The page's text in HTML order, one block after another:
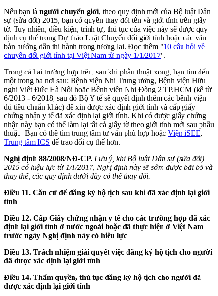
Nếu bạn là người chuyển giới, theo quy định mới của Bộ luật Dân
sự (sửa đổi) 2015, bạn có quyền thay đổi tên và giới tính trên giấy
tờ. Tuy nhiên, điều kiện, trình tự, thủ tục của việc này sẽ được quy
định cụ thể trong Dự thảo Luật Chuyển đổi giới tính hoặc các văn
bản hướng dẫn thi hành trong tương lai. Đọc thêm "10 câu hỏi về
chuyển đổi giới tính tại Việt Nam từ ngày 1/1/2017".
Trong cả hai trường hợp trên, sau khi phẫu thuật xong, bạn tìm đến
một trong ba nơi sau: Bệnh viện Nhi Trung ương, Bệnh viện Hữu
nghị Việt Đức Hà Nội hoặc Bệnh viện Nhi Đồng 2 TP.HCM (kể từ
6/2013 - 6/2018, sau đó Bộ Y tế sẽ quyết định thêm các bệnh viện
đủ tiêu chuẩn khác) để xin được xác định giới tính và cấp giấy
chứng nhận y tế đã xác định lại giới tính. Khi có được giấy chứng
nhận này bạn có thể làm lại tất cả giấy tờ theo giới tính mới sau phẫu
thuật. Bạn có thể tìm trung tâm tư vấn phù hợp hoặc Viện iSEE,
Trung tâm ICS để trao đổi cụ thể hơn.
Nghị định 88/2008/NĐ-CP. Lưu ý, khi Bộ luật Dân sự (sửa đổi)
2015 có hiệu lực từ 1/1/2017, Nghị định này sẽ sớm được bãi bỏ và
thay thế, các quy định dưới đây có thể thay đổi.
Điều 11. Căn cứ để đăng ký hộ tịch sau khi đã xác định lại giới
tính
Điều 12. Cấp Giấy chứng nhận y tế cho các trường hợp đã xác
định lại giới tính ở nước ngoài hoặc đã thực hiện ở Việt Nam
trước ngày Nghị định này có hiệu lực
Điều 13. Trách nhiệm giải quyết việc đăng ký hộ tịch cho người
đã được xác định lại giới tính
Điều 14. Thẩm quyền, thủ tục đăng ký hộ tịch cho người đã
được xác định lại giới tính